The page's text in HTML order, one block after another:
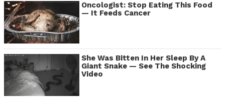
Oncologist: Stop Eating This Food
— It Feeds Cancer
She Was Bitten In Her Sleep By A
Giant Snake — See The Shocking
Video